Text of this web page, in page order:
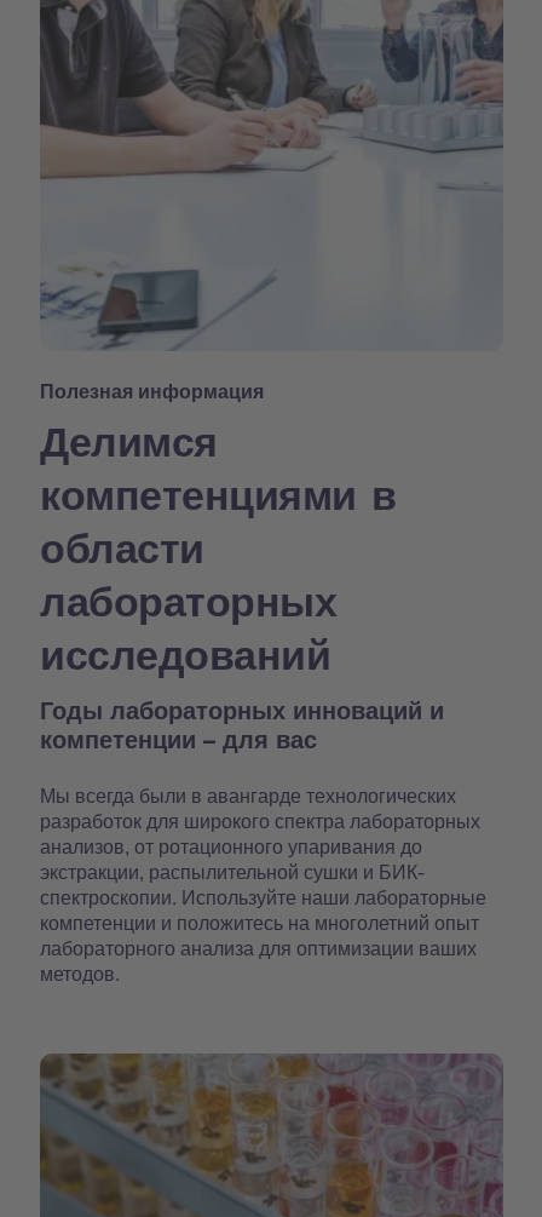
Полезная информация
Делимся
компетенциями в
области
лабораторных
исследований
Годы лабораторных инноваций и
компетенции – для вас
Мы всегда были в авангарде технологических
разработок для широкого спектра лабораторных
анализов, от ротационного упаривания до
экстракции, распылительной сушки и БИК-
спектроскопии. Используйте наши лабораторные
компетенции и положитесь на многолетний опыт
лабораторного анализа для оптимизации ваших
методов.